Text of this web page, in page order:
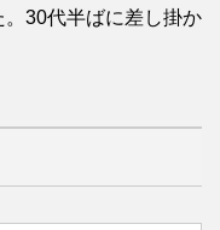
30代半ばに差し掛か